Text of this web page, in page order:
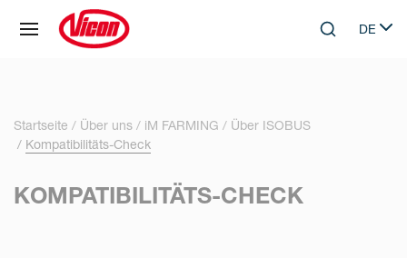
Skip to main contentSearchDE
Select
Startseite Über uns iM FARMING
Über ISOBUS
Kompatibilitäts-Check
KOMPATIBILITÄTS-CHECK
Cookie-Einstellungen